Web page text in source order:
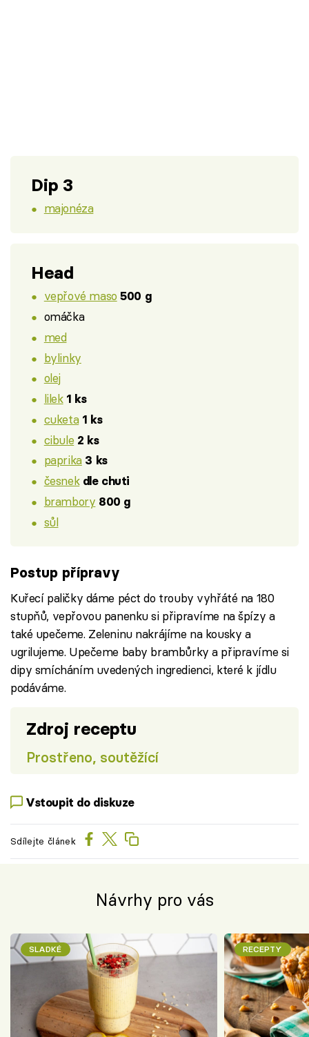
Dip 3
majonéza
Head
vepřové maso 500 g
omáčka
med
bylinky
olej
lilek 1 ks
cuketa 1 ks
cibule 2 ks
paprika 3 ks
česnek dle chuti
brambory 800 g
sůl
Postup přípravy
Kuřecí paličky dáme péct do trouby vyhřáté na 180
stupňů, vepřovou panenku si připravíme na špízy a
také upečeme. Zeleninu nakrájíme na kousky a
ugrilujeme. Upečeme baby brambůrky a připravíme si
dipy smícháním uvedených ingredienci, které k jídlu
podáváme.
Zdroj receptu
Prostřeno, soutěžící
Vstoupit do diskuze
Sdílejte článek
Návrhy pro vás
SLADKÉ RECEPTY